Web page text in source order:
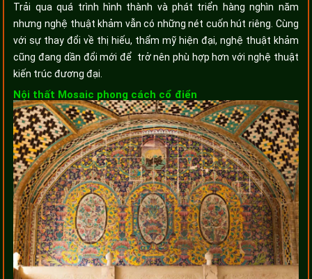
Trải qua quá trình hình thành và phát triển hàng nghìn năm
nhưng nghệ thuật khảm vẫn có những nét cuốn hút riêng. Cùng
với sự thay đổi về thị hiếu, thẩm mỹ hiện đại, nghệ thuật khảm
cũng đang dần đổi mới để trở nên phù hợp hơn với nghệ thuật
kiến trúc đương đại.
Nội thất Mosaic phong cách cổ điển